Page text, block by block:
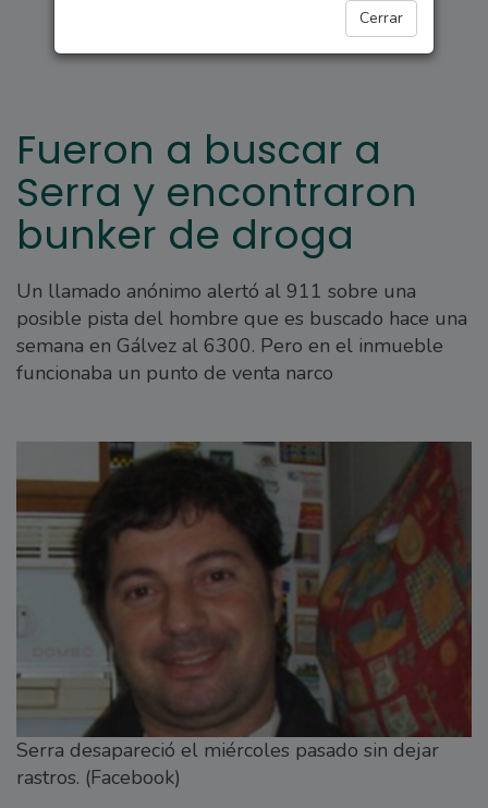
Cerrar
Fueron a buscar a
Serra y encontraron
bunker de droga
Un llamado anónimo alertó al 911 sobre una
posible pista del hombre que es buscado hace una
semana en Gálvez al 6300. Pero en el inmueble
funcionaba un punto de venta narco
Serra desapareció el miércoles pasado sin dejar
rastros. (Facebook)